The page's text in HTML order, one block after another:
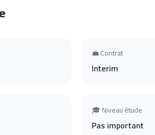
💼 Contrat
Interim
🎓 Niveau étude
Pas important